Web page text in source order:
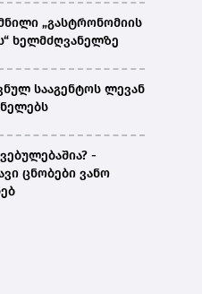
„გასტრონომიის
ხელმძღვანელზე
სააგენტოს ლევან
-
ცნობები ვანო